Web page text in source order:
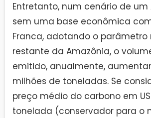
Entretanto, num cenário de um
sem uma base econômica
Franca, adotando o parâmetro
restante da Amazônia, o
emitido, anualmente,
milhões de toneladas. Se
preço médio do carbono em
tonelada (conservador para o